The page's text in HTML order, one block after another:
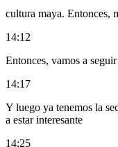
cultura maya. Entonces,
14:12
Entonces, vamos a
14:17
Y luego ya tenemos la
a estar interesante
14:25